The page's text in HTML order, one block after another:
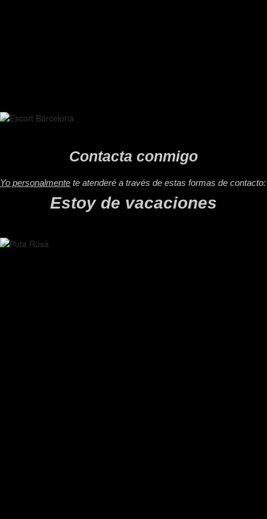
Contacta conmigo
Yo personalmente te atenderé a través de estas formas de contacto:
Estoy de vacaciones